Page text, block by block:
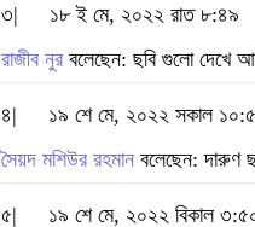
৩|
১৮ ই মে, ২০২২ রাত ৮:৪৯
রাজীব নুর বলেছেন: ছবি গুলো দেখে
৪|
১৯ শে মে, ২০২২ সকাল
সৈয়দ মশিউর রহমান বলেছেন: দারুণ
৫|
১৯ শে মে, ২০২২ বিকাল